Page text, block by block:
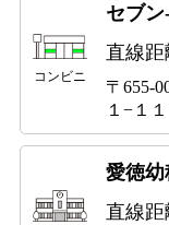
コンビニ
セブ
直線距
〒655-
１−１
愛徳幼
直線距